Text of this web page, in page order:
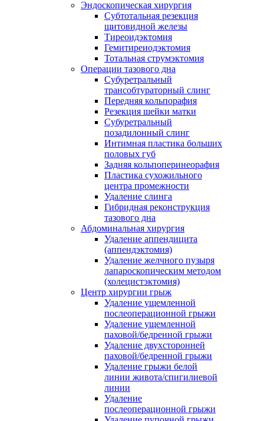
Эндоскопическая хирургия
Субтотальная резекция
щитовидной железы
Тиреоидэктомия
Гемитиреиодэктомия
Тотальная струмэктомия
Операции тазового дна
Субуретральный
трансобтураторный слинг
Передняя кольпорафия
Резекция шейки матки
Субуретральный
позадилонный слинг
Интимная пластика больших
половых губ
Задняя кольпоперинеорафия
Пластика сухожильного
центра промежности
Удаление слинга
Гибридная реконструкция
тазового дна
Абдоминальная хирургия
Удаление аппендицита
(аппендэктомия)
Удаление желчного пузыря
лапароскопическим методом
(холецистэктомия)
Центр хирургии грыж
Удаление ущемленной
послеоперационной грыжи
Удаление ущемленной
паховой/бедренной грыжи
Удаление двухсторонней
паховой/бедренной грыжи
Удаление грыжи белой
линии живота/спигилиевой
линии
Удаление
послеоперационной грыжи